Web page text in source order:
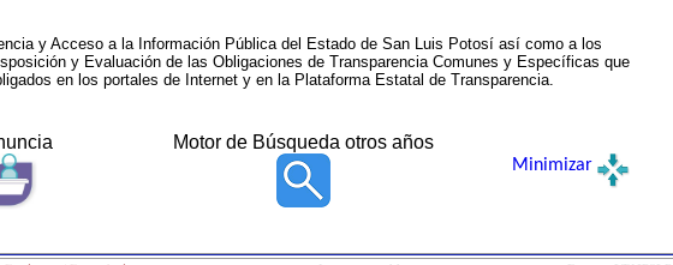
y Acceso a la Información Pública del Estado de San Luis Potosí así como a los
y Evaluación de las Obligaciones de Transparencia Comunes y Específicas que
en los portales de Internet y en la Plataforma Estatal de Transparencia.
Motor de Búsqueda otros años
Minimizar